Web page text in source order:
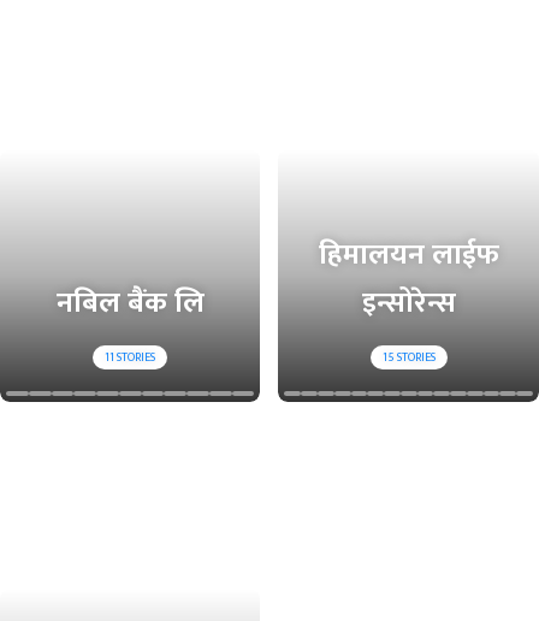
नबिल बैंक लि
11STORIES
हिमालयन लाईफ
इन्सोरेन्स
15STORIES